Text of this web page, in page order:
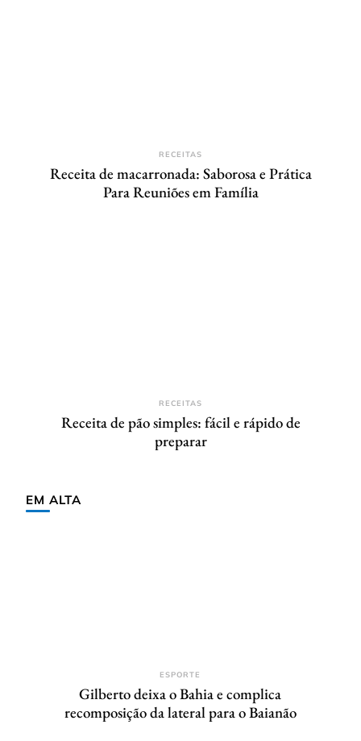
RECEITAS
Receita de macarronada: Saborosa e Prática
Para Reuniões em Família
RECEITAS
Receita de pão simples: fácil e rápido de
preparar
EM ALTA
ESPORTE
Gilberto deixa o Bahia e complica
recomposição da lateral para o Baianão